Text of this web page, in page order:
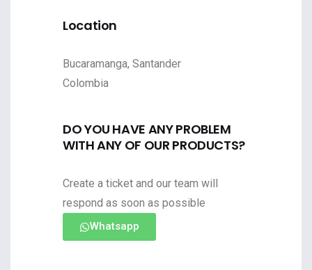
Location
Bucaramanga, Santander
Colombia
DO YOU HAVE ANY PROBLEM
WITH ANY OF OUR PRODUCTS?
Create a ticket and our team will
respond as soon as possible
Whatsapp